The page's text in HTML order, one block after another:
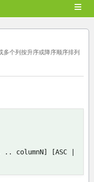
≡
多个列按升序或降序顺序排列
.. columnN] [ASC